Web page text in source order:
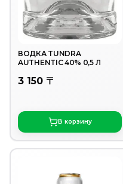
ВОДКА TUNDRA
AUTHENTIC 40% 0,5 Л
3 150 〒
В корзину